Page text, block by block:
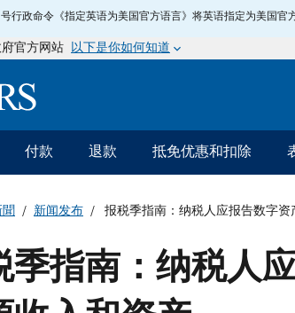
号行政命令《指定英语为美国官方语言》将英语指定为美国
官方网站 以下是你如何知道
Information
付款 退款 抵免优惠和扣除
聞 新闻发布 报税季指南：纳税人应报告数字
季指南：纳税人